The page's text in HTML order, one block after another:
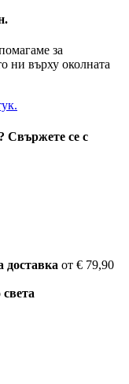
за
ни върху околната
Свържете се с
доставка от € 79,90